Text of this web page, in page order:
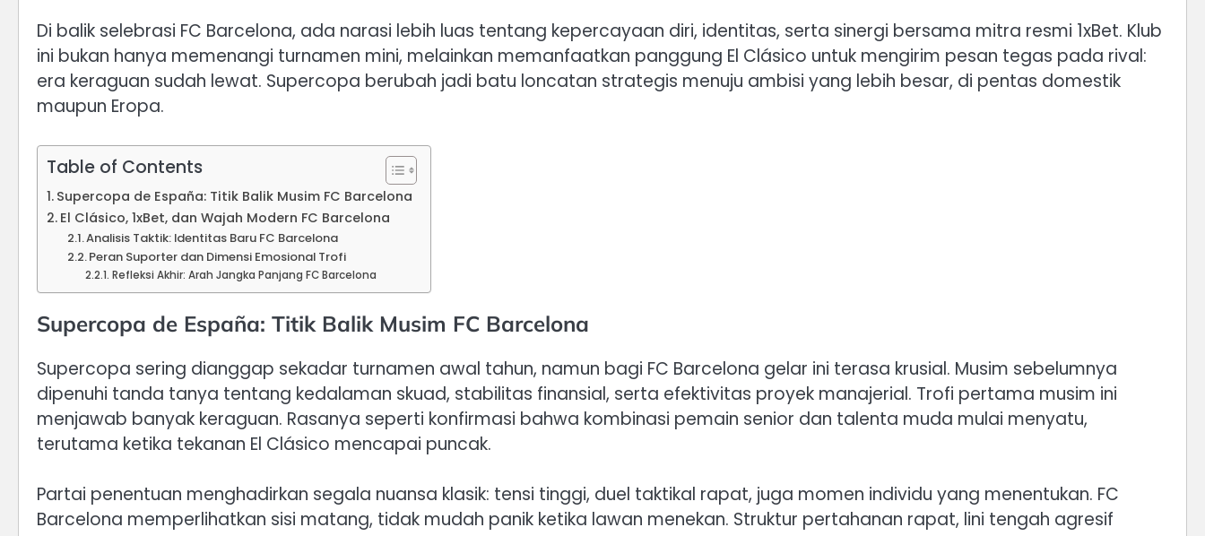
Di balik selebrasi FC Barcelona, ada narasi lebih luas tentang kepercayaan diri, identitas, serta sinergi bersama mitra resmi 1xBet. Klub
ini bukan hanya memenangi turnamen mini, melainkan memanfaatkan panggung El Clásico untuk mengirim pesan tegas pada rival:
era keraguan sudah lewat. Supercopa berubah jadi batu loncatan strategis menuju ambisi yang lebih besar, di pentas domestik
maupun Eropa.
Table of Contents
Supercopa de España: Titik Balik Musim FC Barcelona
El Clásico, 1xBet, dan Wajah Modern FC Barcelona
Analisis Taktik: Identitas Baru FC Barcelona
Peran Suporter dan Dimensi Emosional Trofi
Refleksi Akhir: Arah Jangka Panjang FC Barcelona
Supercopa de España: Titik Balik Musim FC Barcelona
Supercopa sering dianggap sekadar turnamen awal tahun, namun bagi FC Barcelona gelar ini terasa krusial. Musim sebelumnya
dipenuhi tanda tanya tentang kedalaman skuad, stabilitas finansial, serta efektivitas proyek manajerial. Trofi pertama musim ini
menjawab banyak keraguan. Rasanya seperti konfirmasi bahwa kombinasi pemain senior dan talenta muda mulai menyatu,
terutama ketika tekanan El Clásico mencapai puncak.
Partai penentuan menghadirkan segala nuansa klasik: tensi tinggi, duel taktikal rapat, juga momen individu yang menentukan. FC
Barcelona memperlihatkan sisi matang, tidak mudah panik ketika lawan menekan. Struktur pertahanan rapat, lini tengah agresif